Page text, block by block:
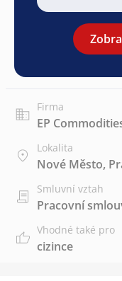
Firma
EP
Lokalita
Nové Město,
Smluvní vztah
Pracovní
Vhodné také pro
cizince